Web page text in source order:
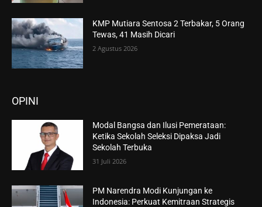
KMP Mutiara Sentosa 2 Terbakar, 5 Orang
Tewas, 41 Masih Dicari
2 Agustus 2026
OPINI
Modal Bangsa dan Ilusi Pemerataan:
Ketika Sekolah Seleksi Dipaksa Jadi
Sekolah Terbuka
31 Juli 2026
PM Narendra Modi Kunjungan ke
Indonesia: Perkuat Kemitraan Strategis